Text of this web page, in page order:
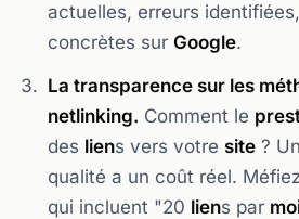
actuelles, erreurs
concrètes sur Google.
La transparence sur les
netlinking. Comment le
des liens vers votre site ? Un
qualité a un coût réel.
qui incluent "20 liens par